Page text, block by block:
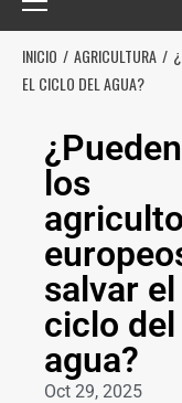
INICIO AGRICULTURA
EL CICLO DEL AGUA?
¿Pueden
los
salvar el
ciclo del
agua?
Oct 29, 2025